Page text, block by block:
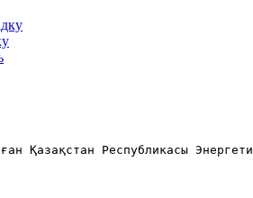
Қазақстан Республикасы